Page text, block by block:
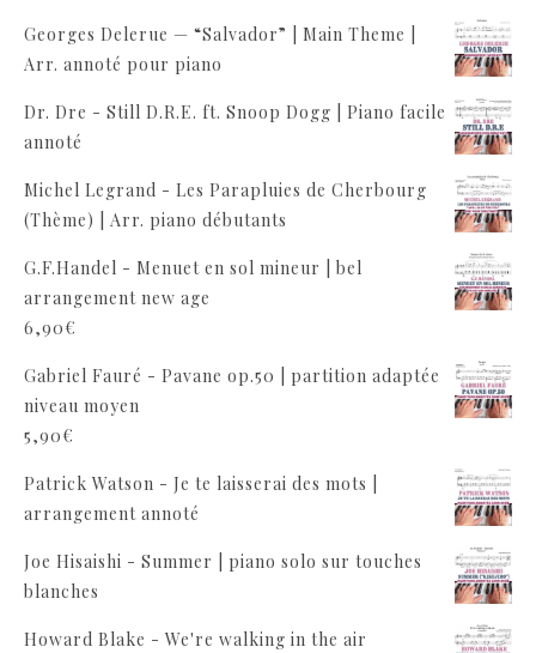
Georges Delerue — “Salvador” | Main Theme |
Arr. annoté pour piano
Dr. Dre - Still D.R.E. ft. Snoop Dogg | Piano facile
annoté
Michel Legrand - Les Parapluies de Cherbourg
(Thème) | Arr. piano débutants
G.F.Handel - Menuet en sol mineur | bel
arrangement new age
6,90€
Gabriel Fauré - Pavane op.50 | partition adaptée
niveau moyen
5,90€
Patrick Watson - Je te laisserai des mots |
arrangement annoté
Joe Hisaishi - Summer | piano solo sur touches
blanches
Howard Blake - We're walking in the air